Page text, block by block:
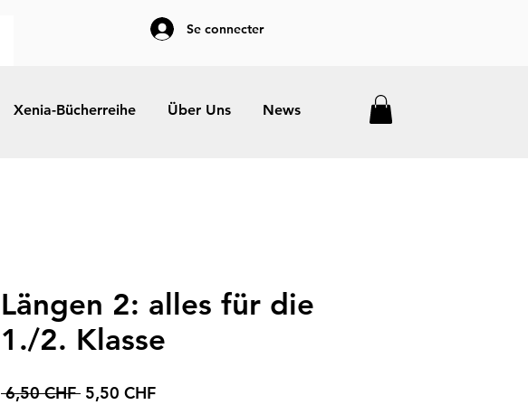
Se connecter
Xenia-Bücherreihe Über Uns News
Längen 2: alles für die
1./2. Klasse
6,50 CHF Prix
5,50 CHFPrix